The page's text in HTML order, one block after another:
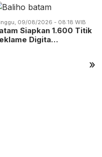
»
09/08/2026 - 08:18 WIB
Siapkan 1.600 Titik
Digita…